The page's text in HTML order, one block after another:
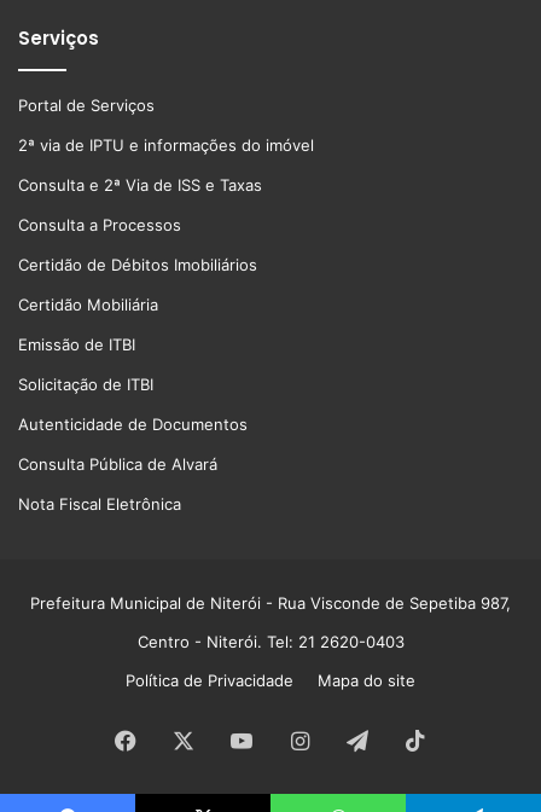
Serviços
Portal de Serviços
2ª via de IPTU e informações do imóvel
Consulta e 2ª Via de ISS e Taxas
Consulta a Processos
Certidão de Débitos Imobiliários
Certidão Mobiliária
Emissão de ITBI
Solicitação de ITBI
Autenticidade de Documentos
Consulta Pública de Alvará
Nota Fiscal Eletrônica
Prefeitura Municipal de Niterói - Rua Visconde de Sepetiba 987,
Centro - Niterói. Tel: 21 2620-0403
Política de Privacidade
Mapa do site
Facebook YouTubeInstagram
Telegram